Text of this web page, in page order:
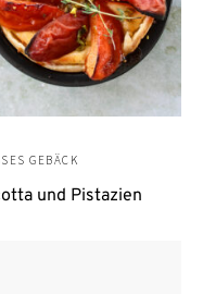
GEBÄCK
und Pistazien